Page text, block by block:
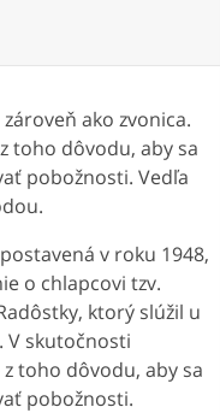
ako zvonica.
toho dôvodu, aby sa
pobožnosti. Vedľa
v roku 1948,
o chlapcovi tzv.
ktorý slúžil u
V skutočnosti
toho dôvodu, aby sa
pobožnosti.